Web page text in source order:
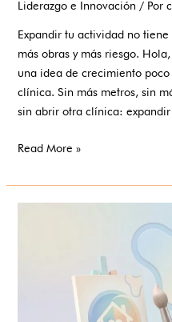
Liderazgo e Innovación / Por
Expandir tu actividad no
más obras y más riesgo.
una idea de crecimiento
clínica. Sin más metros, sin
sin abrir otra clínica:
Read More »